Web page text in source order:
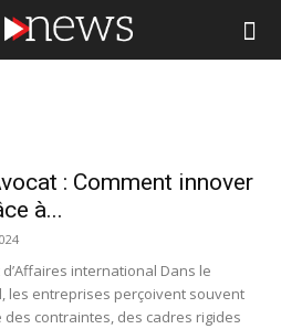
: Comment innover
à...
international Dans le
les entreprises perçoivent souvent
contraintes, des cadres rigides